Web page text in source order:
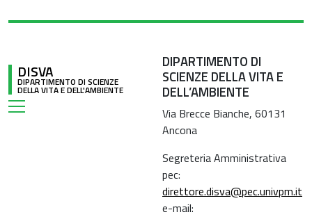
DISVA
DIPARTIMENTO DI SCIENZE
DELLA VITA E DELL'AMBIENTE
DIPARTIMENTO DI
SCIENZE DELLA VITA E
DELL’AMBIENTE
Via Brecce Bianche, 60131
Ancona
Segreteria Amministrativa
pec:
direttore.disva@pec.univpm.it
e-mail: